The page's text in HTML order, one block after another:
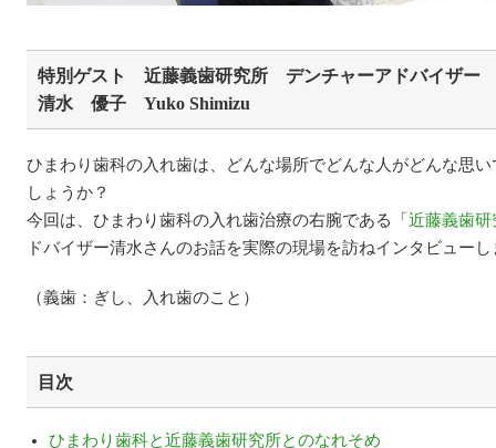
特別ゲスト 近藤義歯研究所 デンチャーアドバイザー
清水 優子 Yuko Shimizu
ひまわり歯科の入れ歯は、どんな場所でどんな人がどんな思
しょうか？
今回は、ひまわり歯科の入れ歯治療の右腕である「 近藤義歯研
ドバイザー清水さんのお話を実際の現場を訪ねインタビュー
（義歯：ぎし、入れ歯のこと）
目次
ひまわり歯科と近藤義歯研究所とのなれそめ